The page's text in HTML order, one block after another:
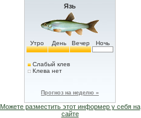
Язь
Утро День Вечер Ночь
Слабый клев
Клева нет
Прогноз на неделю »
Можете разместить этот информер у себя на
сайте